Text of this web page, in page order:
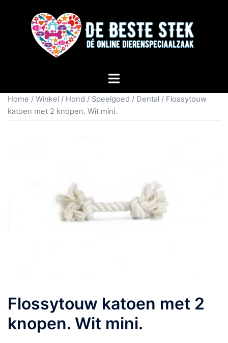
Home / Winkel / Hond / Speelgoed / Dental / Flossytouw
katoen met 2 knopen. Wit mini.
Flossytouw katoen met 2
knopen. Wit mini.